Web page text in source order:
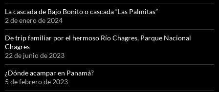
La cascada de Bajo Bonito o cascada “Las Palmitas”
2 de enero de 2024
De trip familiar por el hermoso Río Chagres, Parque Nacional
Chagres
22 de junio de 2023
¿Dónde acampar en Panamá?
5 de febrero de 2023